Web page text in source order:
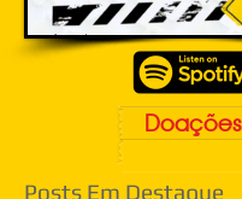
Doações
Posts Em Destaque